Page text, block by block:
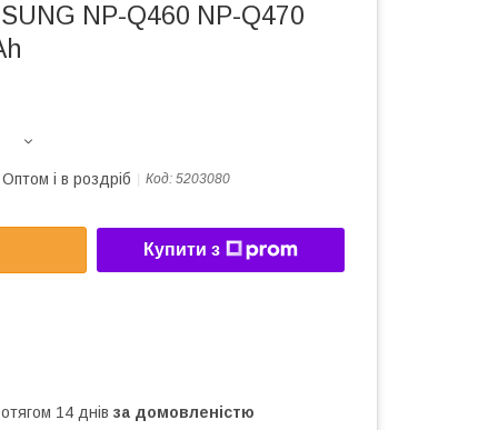
NP-Q460 NP-Q470
Оптом і в роздріб Код: 5203080
Купити з
14 днів за домовленістю